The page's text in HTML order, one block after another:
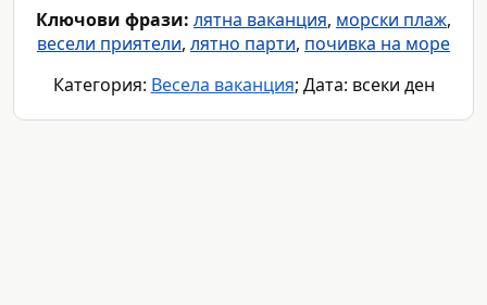
Ключови фрази: лятна ваканция, морски плаж,
весели приятели, лятно парти, почивка на море
Категория: Весела ваканция; Дата: всеки ден